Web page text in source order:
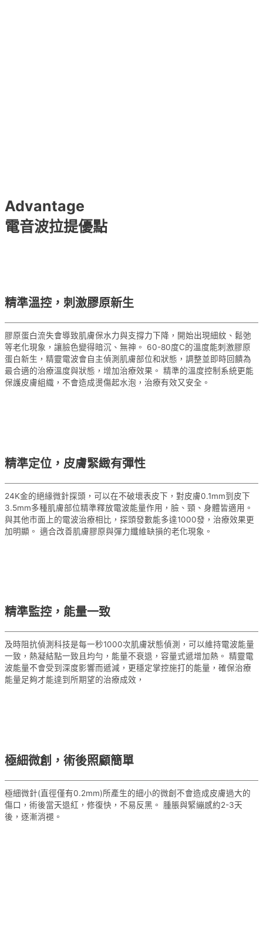
Advantage
電音波拉提優點
精準溫控，刺激膠原新生
膠原蛋白流失會導致肌膚保水力與支撐力下降，開始出現細紋、鬆弛
等老化現象，讓臉色變得暗沉、無神。 60-80度C的溫度能刺激膠原
蛋白新生，精靈電波會自主偵測肌膚部位和狀態，調整並即時回饋為
最合適的治療溫度與狀態，增加治療效果。 精準的溫度控制系統更能
保護皮膚組織，不會造成燙傷起水泡，治療有效又安全。
精準定位，皮膚緊緻有彈性
24K金的絕緣微針探頭，可以在不破壞表皮下，對皮膚0.1mm到皮下
3.5mm多種肌膚部位精準釋放電波能量作用，臉、頸、身體皆適用。
與其他市面上的電波治療相比，探頭發數能多達1000發，治療效果更
加明顯。 適合改善肌膚膠原與彈力纖維缺損的老化現象。
精準監控，能量一致
及時阻抗偵測科技是每一秒1000次肌膚狀態偵測，可以維持電波能量
一致，熱凝結點一致且均勻，能量不衰退，容量式遞增加熱。 精靈電
波能量不會受到深度影響而遞減，更穩定掌控施打的能量，確保治療
能量足夠才能達到所期望的治療成效，
極細微創，術後照顧簡單
極細微針(直徑僅有0.2mm)所產生的細小的微創不會造成皮膚過大的
傷口，術後當天退紅，修復快，不易反黑。 腫脹與緊繃感約2-3天
後，逐漸消褪。